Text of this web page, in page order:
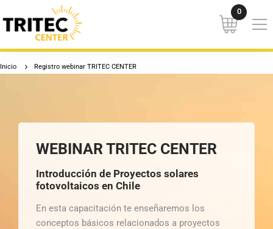
Inicio Registro webinar TRITEC CENTER
WEBINAR TRITEC CENTER
Introducción de Proyectos solares
fotovoltaicos en Chile
En esta capacitación te enseñaremos los
conceptos básicos relacionados a proyectos